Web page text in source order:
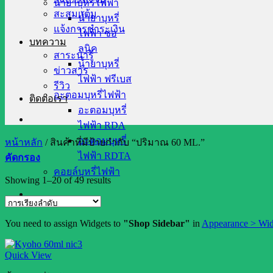
น้ำยาบุหรี่ไฟฟ้า
น้ำยาบุหรี่
ไฟฟ้า ซอ
ลนิค
น้ำยาบุหรี่
ไฟฟ้า ฟรีเบส
อะตอมบุหรี่ไฟฟ้า
อะตอมบุหรี่
ไฟฟ้า RDA
อะตอมบุหรี่
ไฟฟ้า RDTA
คอยล์บุหรี่ไฟฟ้า
สะสมแต้ม
แจ้งการชำระเงิน
บทความ
สาระน่ารู้
ข่าวสาร
รีวิว
ติดต่อเรา
หน้าหลัก /สินค้าที่มีป้ายกำกับ “ปริมาณ 60 ML.”
คัดกรอง
Showing 1–20 of 49 results
You need to assign Widgets to "Shop Sidebar" in Appearance >
Quick View